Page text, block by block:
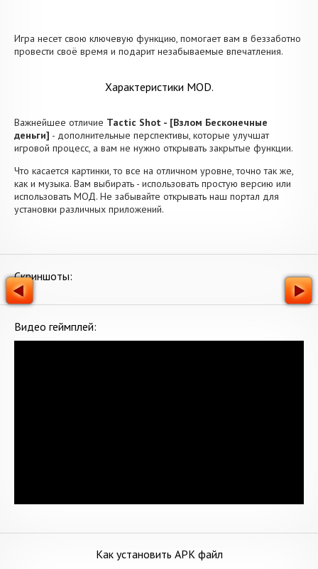
Игра несет свою ключевую функцию, помогает вам в беззаботно
провести своё время и подарит незабываемые впечатления.
Характеристики MOD.
Важнейшее отличие Tactic Shot - [Взлом Бесконечные
деньги] - дополнительные перспективы, которые улучшат
игровой процесс, а вам не нужно открывать закрытые функции.
Что касается картинки, то все на отличном уровне, точно так же,
как и музыка. Вам выбирать - использовать простую версию или
использовать МОД. Не забывайте открывать наш портал для
установки различных приложений.
Скриншоты:
Видео геймплей:
Как установить APK файл